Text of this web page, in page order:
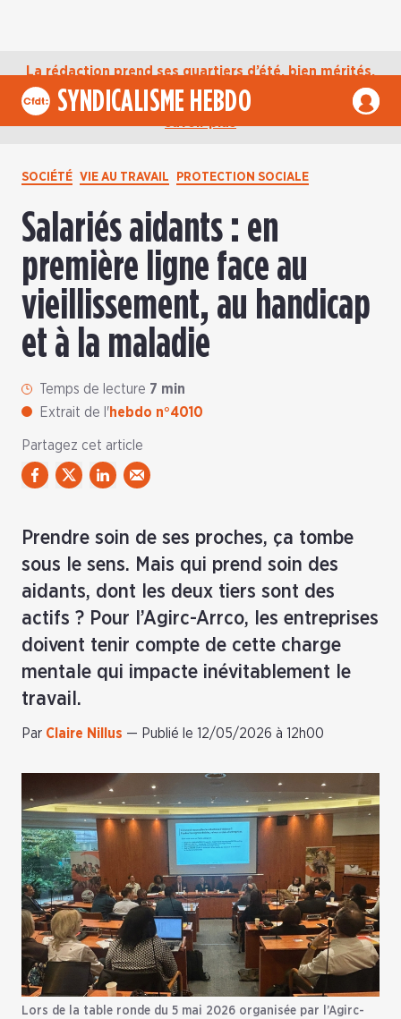
La rédaction prend ses quartiers d’été, bien mérités,
jusqu’au mardi 1er septembre. D’ici là, retrouvez
l’actualité de la CFDT sur notre compte Bluesky. En
SYNDICALISME HEBDO
SOCIÉTÉ VIE AU TRAVAIL PROTECTION SOCIALE
Salariés aidants : en
première ligne face au
vieillissement, au handicap
et à la maladie
Temps de lecture 7 min
Extrait de l'hebdo n°4010
Partagez cet article
Prendre soin de ses proches, ça tombe
sous le sens. Mais qui prend soin des
aidants, dont les deux tiers sont des
actifs ? Pour l’Agirc-Arrco, les entreprises
doivent tenir compte de cette charge
mentale qui impacte inévitablement le
travail.
Par Claire Nillus — Publié le 12/05/2026 à 12h00
Lors de la table ronde du 5 mai 2026 organisée par l’Agirc-